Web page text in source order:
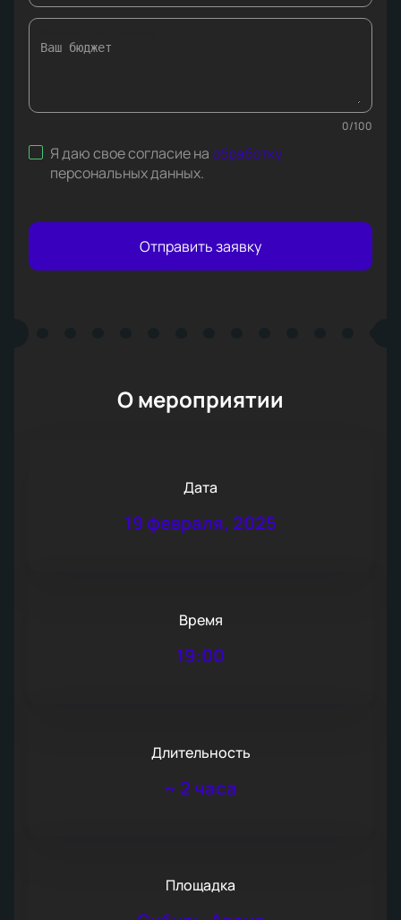
0/100
Я даю свое согласие наобработку
персональных данных.
Отправить заявку
О мероприятии
Дата
19 февраля, 2025
Время
19:00
Длительность
~ 2 часа
Площадка